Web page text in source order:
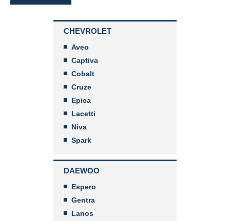
CHEVROLET
Aveo
Captiva
Cobalt
Cruze
Epica
Lacetti
Niva
Spark
DAEWOO
Espero
Gentra
Lanos